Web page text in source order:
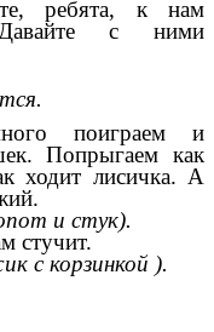
ребята, к нам
с ними
поиграем и
Попрыгаем как
ходит лисичка. А
и стук).
стучит.
с корзинкой ).